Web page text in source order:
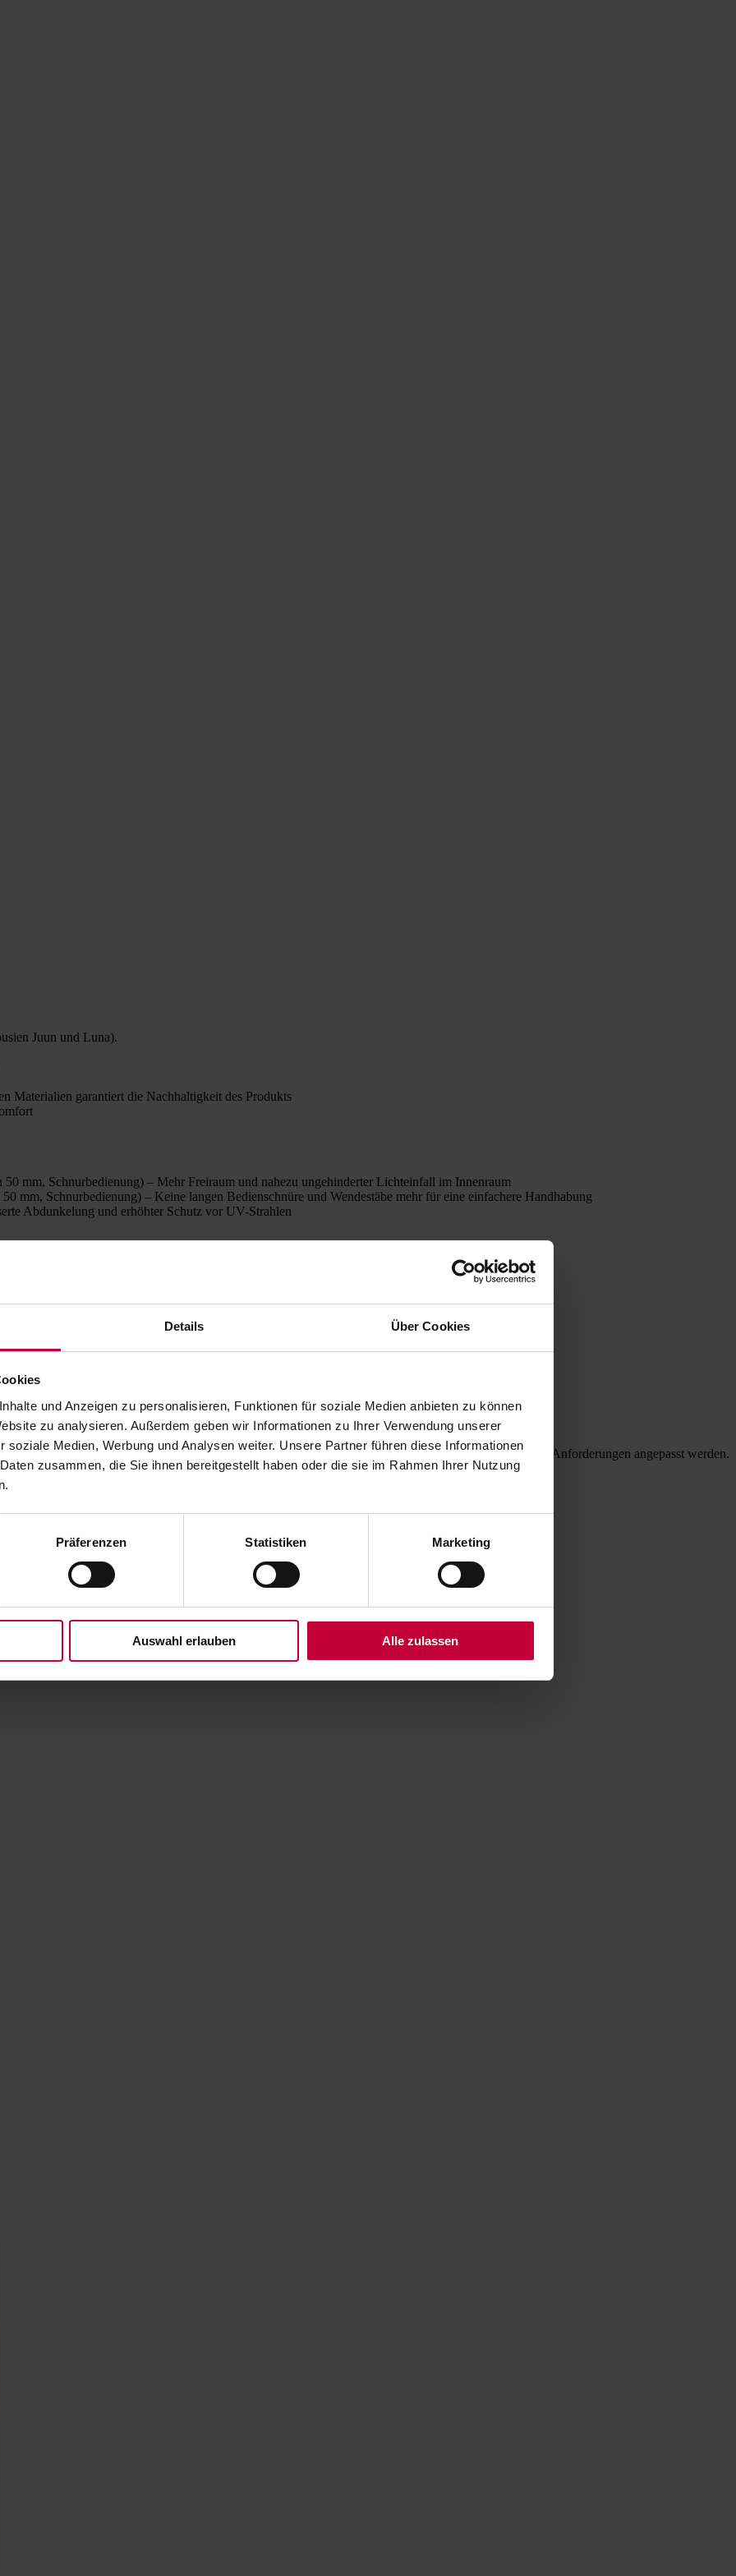
Details Über Cookies
und Anzeigen zu personalisieren, Funktionen für soziale Medien anbieten zu können
zu analysieren. Außerdem geben wir Informationen zu Ihrer Verwendung unserer
soziale Medien, Werbung und Analysen weiter. Unsere Partner führen diese Informationen
zusammen, die Sie ihnen bereitgestellt haben oder die sie im Rahmen Ihrer Nutzung
Präferenzen Statistiken Marketing
Auswahl erlauben Alle zulassen
Juun und Luna).
Materialien garantiert die Nachhaltigkeit des Produkts
50 mm, Schnurbedienung) – Mehr Freiraum und nahezu ungehinderter Lichteinfall im Innenraum
mm, Schnurbedienung) – Keine langen Bedienschnüre und Wendestäbe mehr für eine einfachere Handhabung
Abdunkelung und erhöhter Schutz vor UV-Strahlen
50 mm
Seil
sowie über Klemmträger
Ihr Zuhause. Die Lamellen sind in mehreren Breiten (16, 25, 50 mm) und Farben lieferbar, die an Ihre Anforderungen angepasst werden.